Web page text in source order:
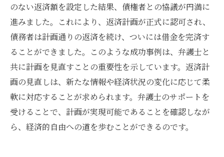
のない返済額を設定した結果、債権者との協議が円満に
進みました。これにより、返済計画が正式に認可され、
債務者は計画通りの返済を続け、ついには借金を完済す
ることができました。このような成功事例は、弁護士と
共に計画を見直すことの重要性を示しています。返済計
画の見直しは、新たな情報や経済状況の変化に応じて柔
軟に対応することが求められます。弁護士のサポートを
受けることで、計画が実現可能であることを確認しなが
ら、経済的自由への道を歩むことができるのです。